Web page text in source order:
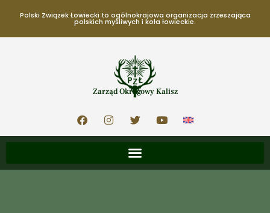
Polski Związek Łowiecki to ogólnokrajowa organizacja zrzeszająca
polskich myśliwych i koła łowieckie.
Zarząd Okręgowy Kalisz